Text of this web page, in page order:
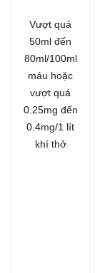
Vượt quá
50ml đến
80ml/100ml
máu hoặc
vượt quá
0.25mg đến
0.4mg/1 lít
khí thở